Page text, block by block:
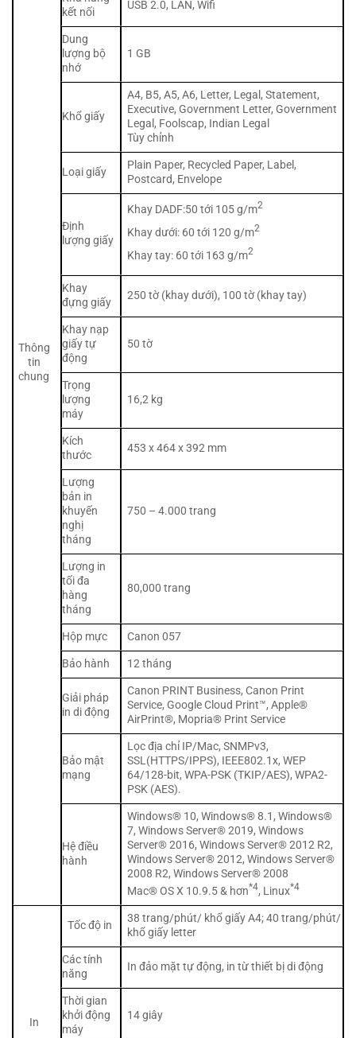
Thông
tin
chung
kết nối
USB 2.0, LAN, Wifi
Dung
lượng bộ
nhớ
1 GB
Khổ giấy
A4, B5, A5, A6, Letter, Legal, Statement,
Executive, Government Letter, Government
Legal, Foolscap, Indian Legal
Tùy chỉnh
Loại giấy
Plain Paper, Recycled Paper, Label,
Postcard, Envelope
Định
lượng giấy
Khay DADF:50 tới 105 g/m2
Khay dưới: 60 tới 120 g/m2
Khay tay: 60 tới 163 g/m2
Khay
đựng giấy
250 tờ (khay dưới), 100 tờ (khay tay)
Khay nạp
giấy tự
động
50 tờ
Trọng
lượng
máy
16,2 kg
Kích
thước
453 x 464 x 392 mm
Lượng
bản in
khuyến
nghị
tháng
750 – 4.000 trang
Lượng in
tối đa
hàng
tháng
80,000 trang
Hộp mực
Canon 057
Bảo hành
12 tháng
Giải pháp
in di động
Canon PRINT Business, Canon Print
Service, Google Cloud Print™, Apple®
AirPrint®, Mopria® Print Service
Bảo mật
mạng
Lọc địa chỉ IP/Mac, SNMPv3,
SSL(HTTPS/IPPS), IEEE802.1x, WEP
64/128-bit, WPA-PSK (TKIP/AES), WPA2-
PSK (AES).
Hệ điều
hành
Windows® 10, Windows® 8.1, Windows®
7, Windows Server® 2019, Windows
Server® 2016, Windows Server® 2012 R2,
Windows Server® 2012, Windows Server®
2008 R2, Windows Server® 2008
Mac® OS X 10.9.5 & hơn*4, Linux*4
In
Tốc độ in
38 trang/phút/ khổ giấy A4; 40 trang/phút/
khổ giấy letter
Các tính
năng
In đảo mặt tự động, in từ thiết bị di động
Thời gian
khởi động
máy
14 giây